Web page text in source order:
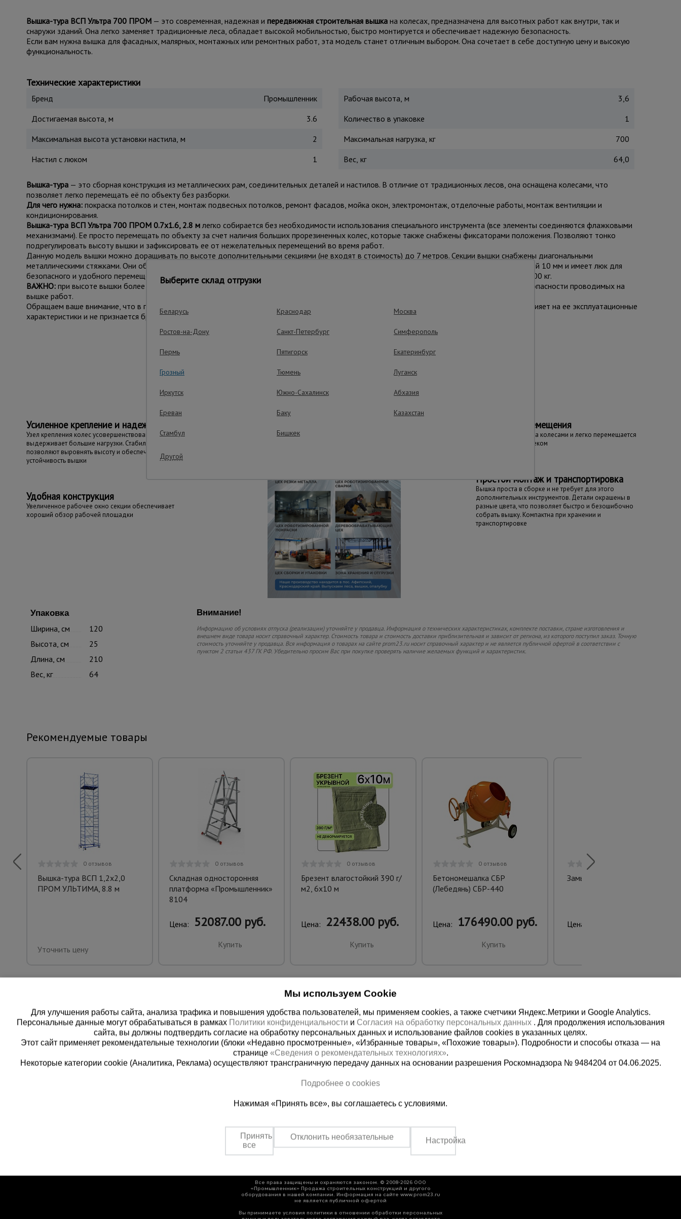
Вышка-тура ВСП Ультра 700 ПРОМ— это современная, надежная и передвижная строительная вышкана колесах, предназначена для высотных работ как внутри, так и
снаружи зданий. Она легко заменяет традиционные леса, обладает высокой мобильностью, быстро монтируется и обеспечивает надежную безопасность.
Если вам нужна вышка для фасадных, малярных, монтажных или ремонтных работ, эта модель станет отличным выбором. Она сочетает в себе доступную цену и высокую
функциональность.
Технические характеристики
Бренд
Промышленник
Достигаемая высота, м
3.6
Максимальная высота установки настила, м
2
Настил с люком
1
Рабочая высота, м
3,6
Количество в упаковке
1
Максимальная нагрузка, кг
700
Вес, кг
64,0
Вышка-тура— это сборная конструкция из металлических рам, соединительных деталей и настилов. В отличие от традиционных лесов, она оснащена колесами, что
позволяет легко перемещать её по объекту без разборки.
Для чего нужна:покраска потолков и стен, монтаж подвесных потолков, ремонт фасадов, мойка окон, электромонтаж, отделочные работы, монтаж вентиляции и
кондиционирования.
Вышка-тура ВСП Ультра 700 ПРОМ 0.7х1.6, 2.8 млегко собирается без необходимости использования специального инструмента (все элементы соединяются флажковыми
механизмами). Ее просто перемещать по объекту за счет наличия больших прорезиненных колес, которые также снабжены фиксаторами положения. Позволяют тонко
подрегулировать высоту вышки и зафиксировать ее от нежелательных перемещений во время работ.
Данную модель вышки можно доращивать по высоте дополнительными секциями (не входят в стоимость) до 7 метров. Секции вышки снабжены диагональными
металлическими стяжками. Они обеспечивают дополнительную устойчивость при резких порывах ветра. Настил изготовлен из фанеры толщиной 10 мм и имеет люк для
безопасного и удобного перемещения во время работ. Если докупить еще один настил, можно работать вдвоем: вышка выдерживает вес до 700 кг.
ВАЖНО:при высоте вышки более 5 метров рекомендуем использовать комплект стабилизаторов для обеспечения лучшей устойчивости и безопасности проводимых на
вышке работ.
Обращаем ваше внимание, что в процессе транспортировки вышка может получить визуальные потертости, царапины и прочее, что никак не влияет на ее эксплуатационные
характеристики и не признается браком.
Важные преимущества – эффективная работа
Усиленное крепление и надежность
Узел крепления колес усовершенствован и
выдерживает большие нагрузки. Стабилизаторы колес
позволяют выровнять высоту и обеспечить
устойчивость вышки
Удобная конструкция
Увеличенное рабочее окно секции обеспечивает
хороший обзор рабочей площадки
Простота перемещения
Вышка оборудована колесами и легко перемещается
даже одним человеком
Простой монтаж и транспортировка
Вышка проста в сборке и не требует для этого
дополнительных инструментов. Детали окрашены в
разные цвета, что позволяет быстро и безошибочно
собрать вышку. Компактна при хранении и
транспортировке
Упаковка
Ширина, см
120
Высота, см
25
Длина, см
210
Вес, кг
64
Внимание!
Информацию об условиях отпуска (реализации) уточняйте у продавца. Информация о технических характеристиках, комплекте поставки, стране изготовления и
внешнем виде товара носит справочный характер. Стоимость товара и стоимость доставки приблизительная и зависит от региона, из которого поступил заказ. Точную
стоимость уточняйте у продавца. Вся информация о товарах на сайте prom23.ru носит справочный характер и не является публичной офертой в соответствии с
пунктом 2 статьи 437 ГК РФ. Убедительно просим Вас при покупке проверять наличие желаемых функций и характеристик.
Рекомендуемые товары
0 отзывов
Вышка-тура ВСП 1,2x2,0
ПРОМ УЛЬТИМА, 8.8 м
Уточнить цену
0 отзывов
Складная односторонняя
платформа «Промышленник»
8104
Цена: 52087.00 руб.
Купить
0 отзывов
Брезент влагостойкий 390 г/
м2, 6х10 м
Цена: 22438.00 руб.
Купить
0 отзывов
Бетономешалка СБР
(Лебедянь) СБР-440
Цена: 176490.00 руб.
Купить
Замыкатель LC1E1201CC5N
Цена:
8 (800) 200-25-90
Заказать звонок
+7 (938) 992-1-992
Заказать звонок
Вс: выходной
Мы в социальных сетях:
Все права защищены и охраняются законом. © 2008-2026 ООО
«Промышленник» Продажа строительных конструкций и другого
оборудования в нашей компании. Информация на сайте www.prom23.ru
не является публичной офертой
Вы принимаете условия политики в отношении обработки персональных
Выберите склад отгрузки
Беларусь Краснодар Москва
Ростов-на-Дону Санкт-Петербург Симферополь
Пермь Пятигорск Екатеринбург
Грозный Тюмень Луганск
Иркутск Южно-Сахалинск Абхазия
Ереван Баку Казахстан
Стамбул Бишкек
Другой
Мы используем Cookie
Для улучшения работы сайта, анализа трафика и повышения удобства пользователей, мы применяем cookies, а также счетчики Яндекс.Метрики и Google Analytics.
Персональные данные могут обрабатываться в рамках Политики конфиденциальности и Согласия на обработку персональных данных . Для продолжения использования
сайта, вы должны подтвердить согласие на обработку персональных данных и использование файлов cookies в указанных целях.
Этот сайт применяет рекомендательные технологии (блоки «Недавно просмотренные», «Избранные товары», «Похожие товары»). Подробности и способы отказа — на
странице «Сведения о рекомендательных технологиях».
Некоторые категории cookie (Аналитика, Реклама) осуществляют трансграничную передачу данных на основании разрешения Роскомнадзора № 9484204 от 04.06.2025.
Подробнее о cookies
Нажимая «Принять все», вы соглашаетесь с условиями.
Принять
все
Отклонить необязательные Настройка